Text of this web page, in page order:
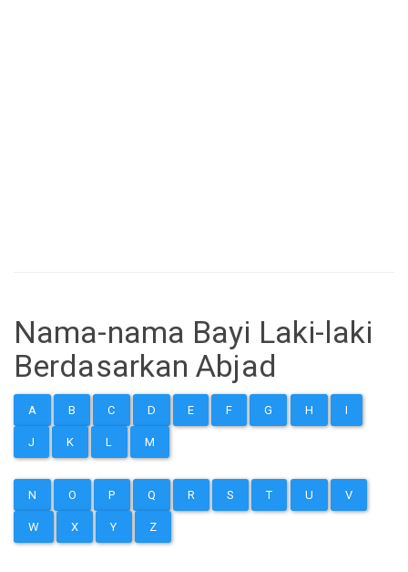
Nama-nama Bayi Laki-laki
Berdasarkan Abjad
A B C D E F G H I
J K L M
N O P Q R S T U V
W X Y Z